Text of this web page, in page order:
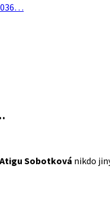
Sobotková nikdo